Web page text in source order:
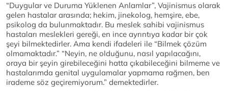
“Duygular ve Duruma Yüklenen Anlamlar”, Vajinismus olarak
gelen hastalar arasında; hekim, jinekolog, hemşire, ebe,
psikolog da bulunmaktadır. Bu meslek sahibi vajinismus
hastaları meslekleri gereği, en ince ayrıntıya kadar bir çok
şeyi bilmektedirler. Ama kendi ifadeleri ile “Bilmek çözüm
olmamaktadır.” “Neyin, ne olduğunu, nasıl yapılacağını,
oraya bir şeyin girebileceğini hatta çıkabileceğini bilmeme ve
hastalarımda genital uygulamalar yapmama rağmen, ben
irademe söz geçiremiyorum.” demektedirler.